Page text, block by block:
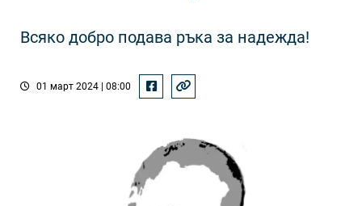
Всяко добро подава ръка за надежда!
01 март 2024 | 08:00